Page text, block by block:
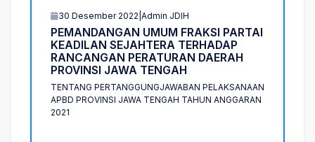
30 Desember 2022 Admin JDIH
PEMANDANGAN UMUM FRAKSI PARTAI
KEADILAN SEJAHTERA TERHADAP
RANCANGAN PERATURAN DAERAH
PROVINSI JAWA TENGAH
TENTANG PERTANGGUNGJAWABAN PELAKSANAAN
APBD PROVINSI JAWA TENGAH TAHUN ANGGARAN
2021